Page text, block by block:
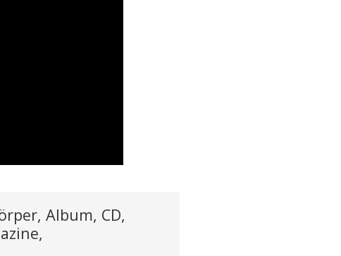
Album, CD,